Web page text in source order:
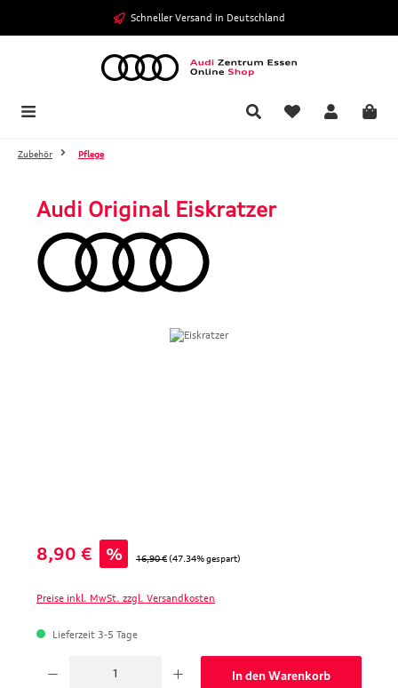
Zum Hauptinhalt springen Schneller Versand in Deutschland
Zubehör Pflege
Audi Original Eiskratzer
Verkaufspreis:
8,90 € % Regulärer Preis:
16,90 € (47.34% gespart)
Preise inkl. MwSt. zzgl. Versandkosten
Lieferzeit 3-5 Tage
In den Warenkorb